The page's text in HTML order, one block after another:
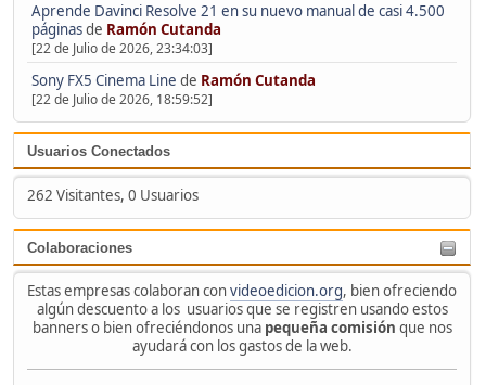
Aprende Davinci Resolve 21 en su nuevo manual de casi 4.500
páginasde Ramón Cutanda
[22 de Julio de 2026, 23:34:03]
Sony FX5 Cinema Line de Ramón Cutanda
[22 de Julio de 2026, 18:59:52]
Usuarios Conectados
262 Visitantes, 0 Usuarios
Colaboraciones
Estas empresas colaboran convideoedicion.org, bien ofreciendo
algún descuento a los usuarios que se registren usando estos
banners o bien ofreciéndonos una pequeña comisión que nos
ayudará con los gastos de la web.